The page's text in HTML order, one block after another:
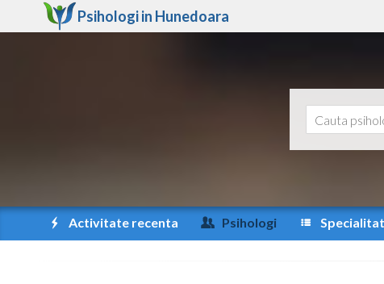
Psihologi in Hunedoara
Activitate recenta Psihologi